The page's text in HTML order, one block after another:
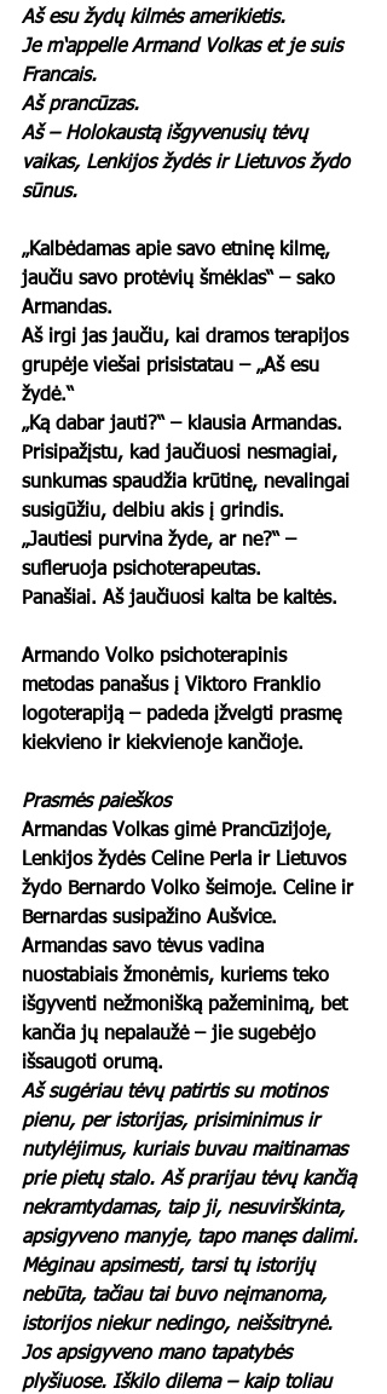
Aš esu žydų kilmės amerikietis.
Je m‘appelle Armand Volkas et je suis
Francais.
Aš prancūzas.
Aš – Holokaustą išgyvenusių tėvų
vaikas, Lenkijos žydės ir Lietuvos žydo
sūnus.
„Kalbėdamas apie savo etninę kilmę,
jaučiu savo protėvių šmėklas“ – sako
Armandas.
Aš irgi jas jaučiu, kai dramos terapijos
grupėje viešai prisistatau – „Aš esu
žydė.“
„Ką dabar jauti?“ – klausia Armandas.
Prisipažįstu, kad jaučiuosi nesmagiai,
sunkumas spaudžia krūtinę, nevalingai
susigūžiu, delbiu akis į grindis.
„Jautiesi purvina žyde, ar ne?“ –
sufleruoja psichoterapeutas.
Panašiai. Aš jaučiuosi kalta be kaltės.
Armando Volko psichoterapinis
metodas panašus į Viktoro Franklio
logoterapiją – padeda įžvelgti prasmę
kiekvieno ir kiekvienoje kančioje.
Prasmės paieškos
Armandas Volkas gimė Prancūzijoje,
Lenkijos žydės Celine Perla ir Lietuvos
žydo Bernardo Volko šeimoje. Celine ir
Bernardas susipažino Aušvice.
Armandas savo tėvus vadina
nuostabiais žmonėmis, kuriems teko
išgyventi nežmonišką pažeminimą, bet
kančia jų nepalaužė – jie sugebėjo
išsaugoti orumą.
Aš sugėriau tėvų patirtis su motinos
pienu, per istorijas, prisiminimus ir
nutylėjimus, kuriais buvau maitinamas
prie pietų stalo. Aš prarijau tėvų kančią
nekramtydamas, taip ji, nesuvirškinta,
apsigyveno manyje, tapo manęs dalimi.
Mėginau apsimesti, tarsi tų istorijų
nebūta, tačiau tai buvo neįmanoma,
istorijos niekur nedingo, neišsitrynė.
Jos apsigyveno mano tapatybės
plyšiuose. Iškilo dilema – kaip toliau